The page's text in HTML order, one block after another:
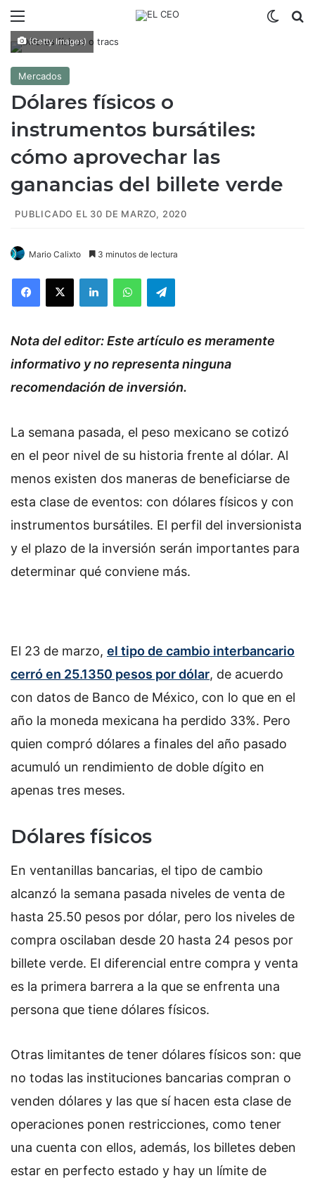
(Getty Images)
Mercados
Dólares físicos o
instrumentos bursátiles:
cómo aprovechar las
ganancias del billete verde
PUBLICADO EL 30 DE MARZO, 2020
Mario Calixto 3 minutos de lectura
Nota del editor: Este artículo es meramente
informativo y no representa ninguna
recomendación de inversión.
La semana pasada, el peso mexicano se cotizó
en el peor nivel de su historia frente al dólar. Al
menos existen dos maneras de beneficiarse de
esta clase de eventos: con dólares físicos y con
instrumentos bursátiles. El perfil del inversionista
y el plazo de la inversión serán importantes para
determinar qué conviene más.
El 23 de marzo, el tipo de cambio interbancario
cerró en 25.1350 pesos por dólar, de acuerdo
con datos de Banco de México, con lo que en el
año la moneda mexicana ha perdido 33%. Pero
quien compró dólares a finales del año pasado
acumuló un rendimiento de doble dígito en
apenas tres meses.
Dólares físicos
En ventanillas bancarias, el tipo de cambio
alcanzó la semana pasada niveles de venta de
hasta 25.50 pesos por dólar, pero los niveles de
compra oscilaban desde 20 hasta 24 pesos por
billete verde. El diferencial entre compra y venta
es la primera barrera a la que se enfrenta una
persona que tiene dólares físicos.
Otras limitantes de tener dólares físicos son: que
no todas las instituciones bancarias compran o
venden dólares y las que sí hacen esta clase de
operaciones ponen restricciones, como tener
una cuenta con ellos, además, los billetes deben
estar en perfecto estado y hay un límite de